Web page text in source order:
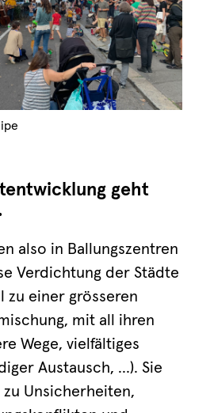
geht
also in Ballungszentren
Verdichtung der Städte
zu einer grösseren
mit all ihren
Wege, vielfältiges
Austausch, …). Sie
Unsicherheiten,